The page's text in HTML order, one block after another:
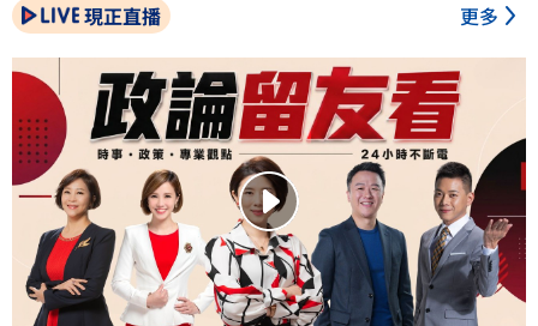
現正直播 更多